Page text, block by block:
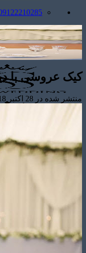
09122210285
تشریفات مجالس
استودیو عکاسی
برآورد قیمت
برآورد قیمت
عروسی با
شده در28 اکتبر 2018 at